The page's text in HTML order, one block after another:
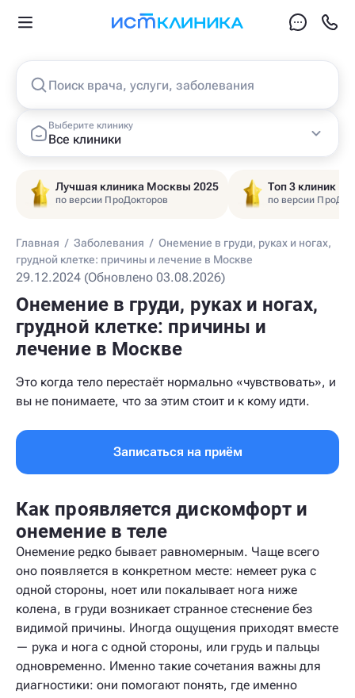
Поиск врача, услуги, заболевания
Выберите клинику
Все клиники
Лучшая клиника Москвы 2025
по версии ПроДокторов
Топ 3 клиник
по версии
Главная / Заболевания / Онемение в груди, руках и ногах,
грудной клетке: причины и лечение в Москве
29.12.2024 (Обновлено 03.08.2026)
Онемение в груди, руках и ногах,
грудной клетке: причины и
лечение в Москве
Это когда тело перестаёт нормально «чувствовать», и
вы не понимаете, что за этим стоит и к кому идти.
Записаться на приём
Как проявляется дискомфорт и
онемение в теле
Онемение редко бывает равномерным. Чаще всего
оно появляется в конкретном месте: немеет рука с
одной стороны, ноет или покалывает нога ниже
колена, в груди возникает странное стеснение без
видимой причины. Иногда ощущения приходят вместе
— рука и нога с одной стороны, или грудь и пальцы
одновременно. Именно такие сочетания важны для
диагностики: они помогают понять, где именно